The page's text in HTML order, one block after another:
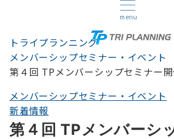
menu
トライプランニング
メンバーシップセミナー・イベント
第４回 TPメンバーシップセミナー
メンバーシップセミナー・イベント
新着情報
第４回 TPメンバーシ